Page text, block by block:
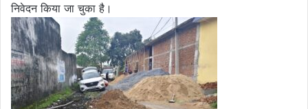
निवेदन किया जा चुका है।